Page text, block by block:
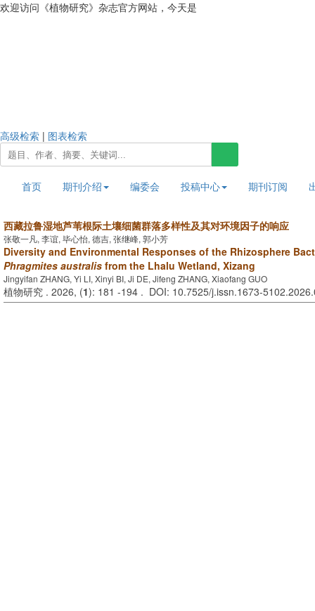
欢迎访问《植物研究》杂志官方网站，今天是
高级检索 | 图表检索
首页 期刊介绍 编委会 投稿中心 期刊订阅
西藏拉鲁湿地芦苇根际土壤细菌群落多样性及其对环境因子的响应
张敬一凡, 李谊, 毕心怡, 德吉, 张继峰, 郭小芳
Diversity and Environmental Responses of the Rhizosphere
Phragmites australis from the Lhalu Wetland, Xizang
Jingyifan ZHANG, Yi LI, Xinyi BI, Ji DE, Jifeng ZHANG, Xiaofang GUO
植物研究 . 2026, (1): 181 -194 . DOI: 10.7525/j.issn.1673-